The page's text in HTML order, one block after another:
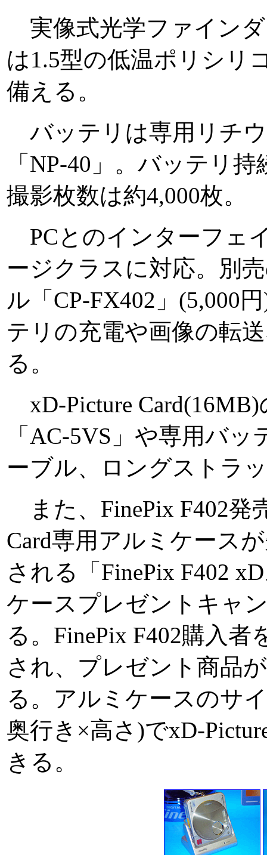
実像式光学ファイン
は1.5型の低温ポリシリ
備える。
バッテリは専用リチ
「NP-40」。バッテリ
撮影枚数は約4,000枚。
PCとのインターフェ
ージクラスに対応。別
ル「CP-FX402」(5,000
テリの充電や画像の転
る。
xD-Picture
「AC-5VS」や専用バ
ーブル、ロングストラ
また、FinePix F402発
Card専用アルミケース
される「FinePix F402
ケースプレゼントキャ
る。FinePix F402購入
され、プレゼント商品
る。アルミケースのサ
奥行き×高さ)でxD-
きる。